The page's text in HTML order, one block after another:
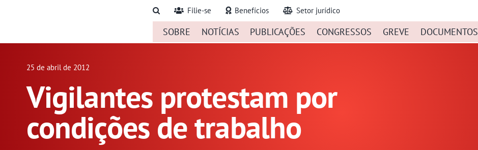
Filie-se Benefícios Setor jurídico
SOBRE NOTÍCIAS PUBLICAÇÕES CONGRESSOS GREVE DOCUMENTOS
25 de abril de 2012
Vigilantes protestam por
condições de trabalho